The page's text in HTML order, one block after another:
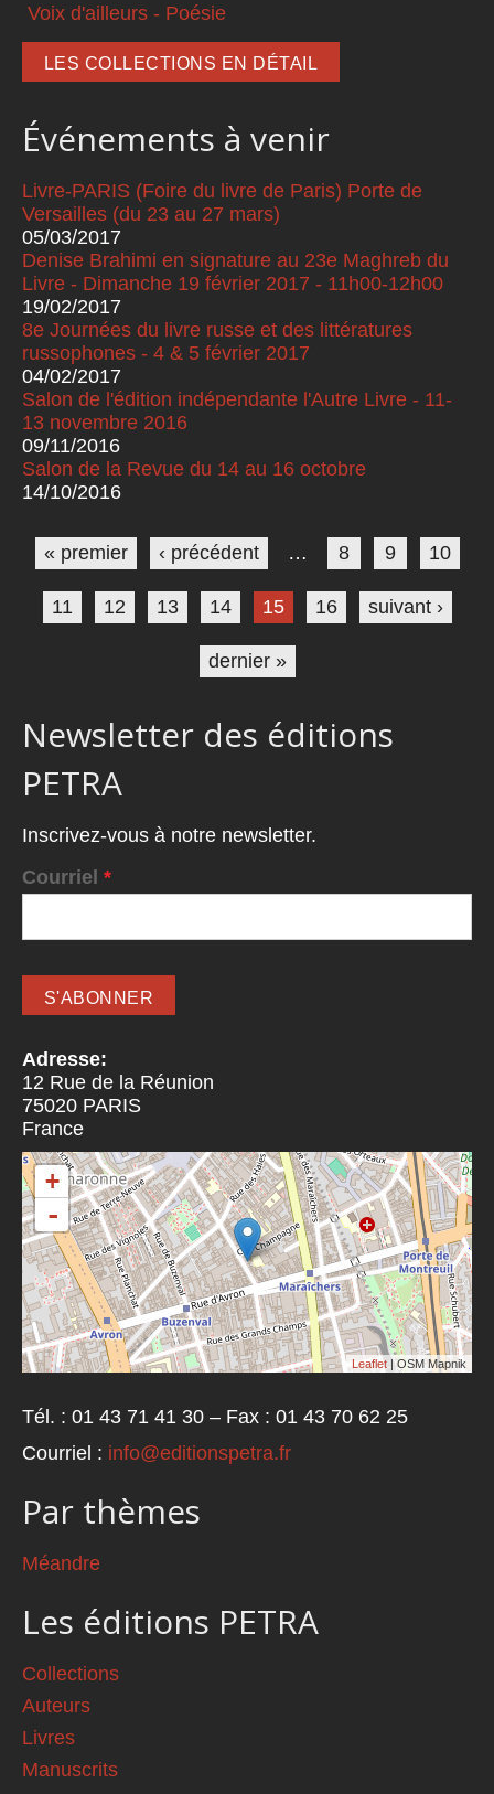
Voix d'ailleurs - Poésie
LES COLLECTIONS EN DÉTAIL
Événements à venir
Livre-PARIS (Foire du livre de Paris) Porte de
Versailles (du 23 au 27 mars)
05/03/2017
Denise Brahimi en signature au 23e Maghreb du
Livre - Dimanche 19 février 2017 - 11h00-12h00
19/02/2017
8e Journées du livre russe et des littératures
russophones - 4 & 5 février 2017
04/02/2017
Salon de l'édition indépendante l'Autre Livre - 11-
13 novembre 2016
09/11/2016
Salon de la Revue du 14 au 16 octobre
14/10/2016
Pages
« premier ‹ précédent … 8 9 10
11 12 13 14 15 16 suivant ›
dernier »
Newsletter des éditions
PETRA
Inscrivez-vous à notre newsletter.
Courriel *
Adresse:
12 Rue de la Réunion
75020 PARIS
France
+
-
Leaflet | OSM Mapnik
Tél. : 01 43 71 41 30 – Fax : 01 43 70 62 25
Courriel : info@editionspetra.fr
Par thèmes
Méandre
Les éditions PETRA
Collections
Auteurs
Livres
Manuscrits